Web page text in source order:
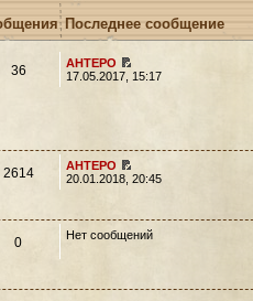
Последнее сообщение
36
AHTEPO
17.05.2017, 15:17
2614
AHTEPO
20.01.2018, 20:45
0 Нет сообщений